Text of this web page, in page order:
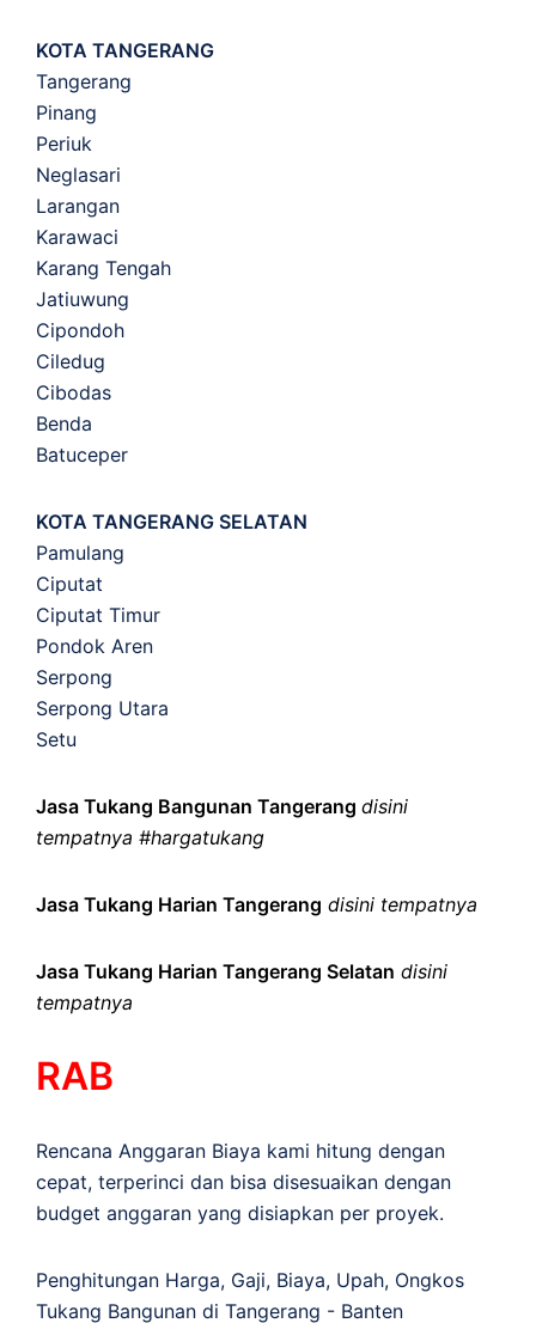
KOTA TANGERANG
Tangerang
Pinang
Periuk
Neglasari
Larangan
Karawaci
Karang Tengah
Jatiuwung
Cipondoh
Ciledug
Cibodas
Benda
Batuceper
KOTA TANGERANG SELATAN
Pamulang
Ciputat
Ciputat Timur
Pondok Aren
Serpong
Serpong Utara
Setu
Jasa Tukang Bangunan Tangerang disini
tempatnya #hargatukang
Jasa Tukang Harian Tangerang disini tempatnya
Jasa Tukang Harian Tangerang Selatan disini
tempatnya
RAB
Rencana Anggaran Biaya kami hitung dengan
cepat, terperinci dan bisa disesuaikan dengan
budget anggaran yang disiapkan per proyek.
Penghitungan Harga, Gaji, Biaya, Upah, Ongkos
Tukang Bangunan di Tangerang - Banten